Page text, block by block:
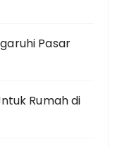
Pasar
Rumah di